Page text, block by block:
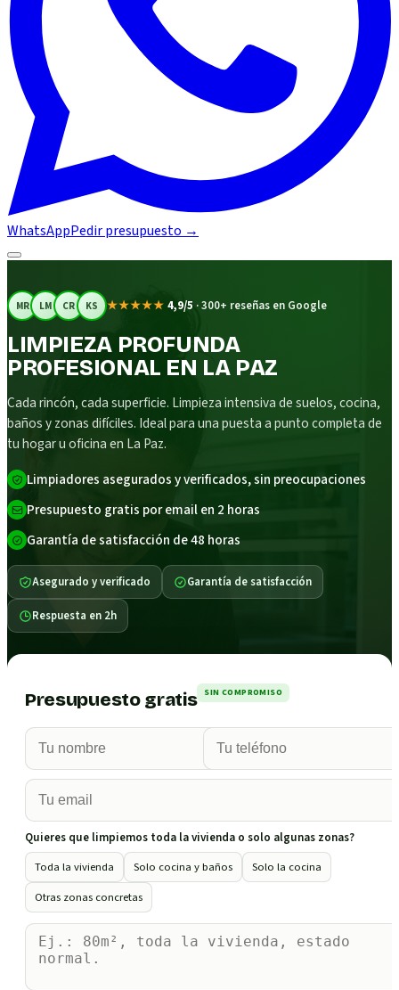
WhatsAppPedir presupuesto →
MR LM CR KS ★★★★★ 4,9/5 ·300+ reseñas en Google
LIMPIEZA PROFUNDA
PROFESIONAL EN LA PAZ
Cada rincón, cada superficie. Limpieza intensiva de suelos, cocina,
baños y zonas difíciles. Ideal para una puesta a punto completa de
tu hogar u oficina en La Paz.
Limpiadores asegurados y verificados, sin preocupaciones
Presupuesto gratis por email en 2 horas
Garantía de satisfacción de 48 horas
Asegurado y verificado Garantía de satisfacción
Respuesta en 2h
Presupuesto gratis SIN COMPROMISO
Quieres que limpiemos toda la vivienda o solo algunas zonas?
Toda la vivienda
Solo cocina y baños
Solo la cocina
Otras zonas concretas